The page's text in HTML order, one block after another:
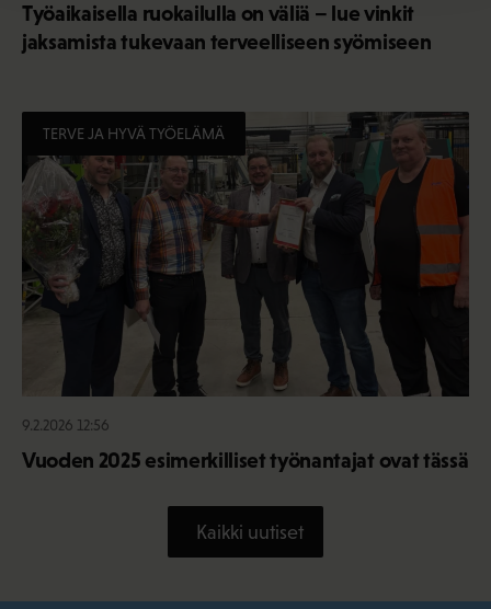
Työaikaisella ruokailulla on väliä – lue vinkit
jaksamista tukevaan terveelliseen syömiseen
TERVE JA HYVÄ TYÖELÄMÄ
9.2.2026 12:56
Vuoden 2025 esimerkilliset työnantajat ovat tässä
Kaikki uutiset